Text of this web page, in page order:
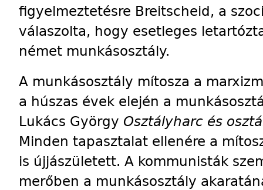
figyelmeztetésre Breitscheid, a
válaszolta, hogy esetleges
német munkás­osztály.
A munkásosztály mítosza a
a húszas évek elején a
Lukács György Osztályharc és
Minden tapasztalat ellenére a
is újjászületett. A kommunisták
merőben a munkásosztály